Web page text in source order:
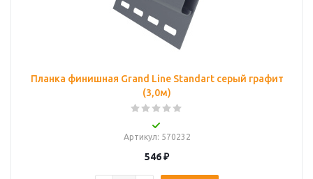
Планка финишная Grand Line Standart серый графит
(3,0м)
Артикул: 570232
546₽